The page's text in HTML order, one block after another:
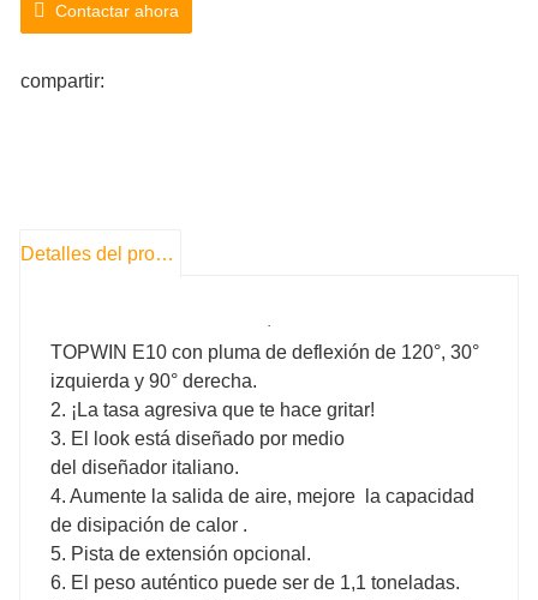
Contactar ahora
compartir:
Detalles del producto
·
TOPWIN E10 con pluma de deflexión de 120°, 30°
izquierda y 90° derecha.
2. ¡La tasa agresiva que te hace gritar!
3. El look está diseñado por medio
del diseñador italiano.
4. Aumente la salida de aire, mejore la capacidad
de disipación de calor .
5. Pista de extensión opcional.
6. El peso auténtico puede ser de 1,1 toneladas.